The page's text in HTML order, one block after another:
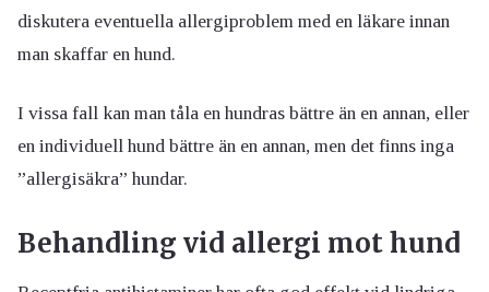
diskutera eventuella allergiproblem med en läkare innan
man skaffar en hund.
I vissa fall kan man tåla en hundras bättre än en annan, eller
en individuell hund bättre än en annan, men det finns inga
”allergisäkra” hundar.
Behandling vid allergi mot hund